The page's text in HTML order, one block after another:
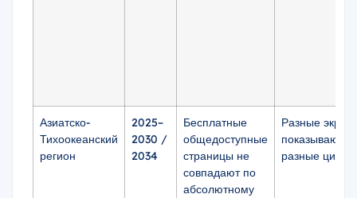
Азиатско-
Тихоокеанский
регион
2025–
2030 /
2034
Бесплатные
общедоступные
страницы не
совпадают по
абсолютному
Разные
показывают
разные